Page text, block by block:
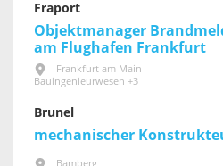
Fraport
Objektmanager
am Flughafen Frankfurt
Frankfurt am Main
Bauingenieurwesen +3
Brunel
mechanischer